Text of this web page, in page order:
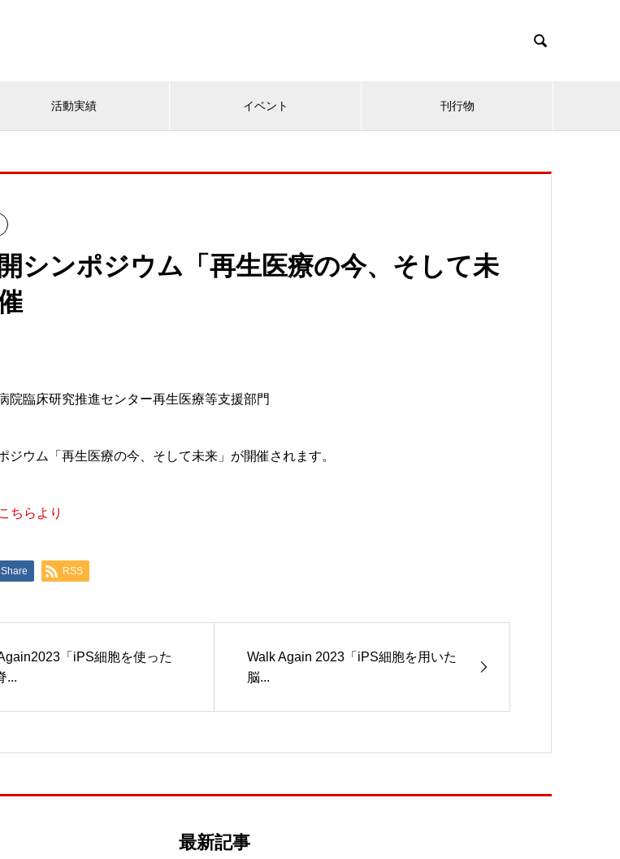

活動実績 イベント 刊行物
シンポジウム「再生医療の今、そして未
院臨床研究推進センター再生医療等支援部門
ジウム「再生医療の今、そして未来」が開催されます。
ちらより
Share RSS
「iPS細胞を使った
...
Walk Again 2023「iPS細胞を用いた
脳...
最新記事